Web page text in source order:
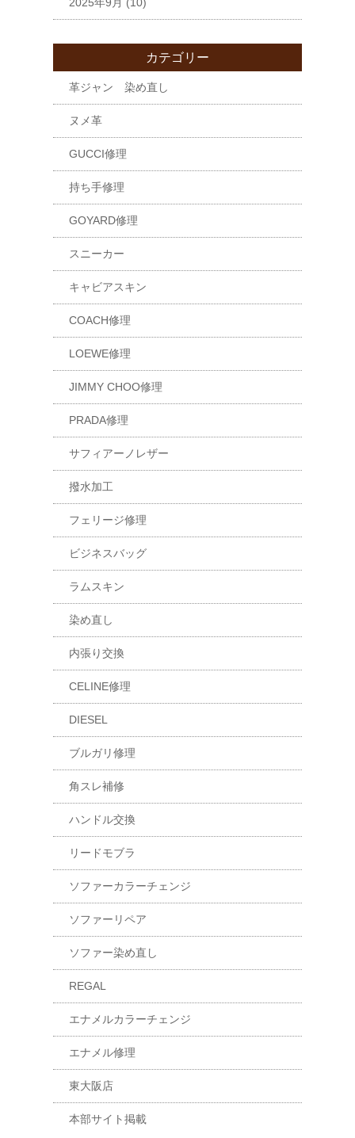
カテゴリー
革ジャン 染め直し
ヌメ革
GUCCI修理
持ち手修理
GOYARD修理
スニーカー
キャビアスキン
COACH修理
LOEWE修理
JIMMY CHOO修理
PRADA修理
サフィアーノレザー
撥水加工
フェリージ修理
ビジネスバッグ
ラムスキン
染め直し
内張り交換
CELINE修理
DIESEL
ブルガリ修理
角スレ補修
ハンドル交換
リードモブラ
ソファーカラーチェンジ
ソファーリペア
ソファー染め直し
REGAL
エナメルカラーチェンジ
エナメル修理
東大阪店
本部サイト掲載